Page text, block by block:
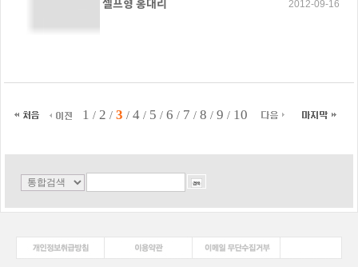
2012-09-16
1 / 2 / 3 / 4 / 5 / 6 / 7 / 8 / 9 / 10